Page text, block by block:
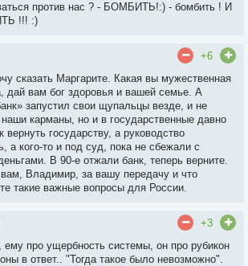
против нас ? - БОМБИТЬ!:) - бомбить ! И
!!! :)
+6
сказать Маргарите. Какая вы мужественная
дай вам бог здоровья и вашей семье. А
запустил свои щупальцы везде, и не
наши карманы, но и в государственные давно
вернуть государству, а руководство
а кого-то и под суд, пока не сбежали с
В 90-е отжали банк, теперь верните.
Владимир, за вашу передачу и что
такие важные вопросы для России.
+3
ему про ущербность системы, он про рубикон
в ответ.. "Тогда такое было невозможно".